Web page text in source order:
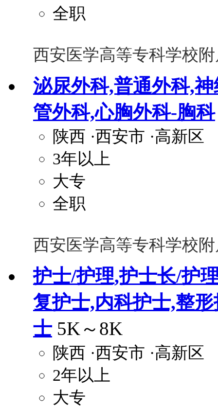
全职
西安医学高等专科学校
泌尿外科,普通外科,
管外科,心胸外科-胸科
陕西 ·西安市 ·高新区
3年以上
大专
全职
西安医学高等专科学校
护士/护理,护士长/护
复护士,内科护士,整
士 5K～8K
陕西 ·西安市 ·高新区
2年以上
大专